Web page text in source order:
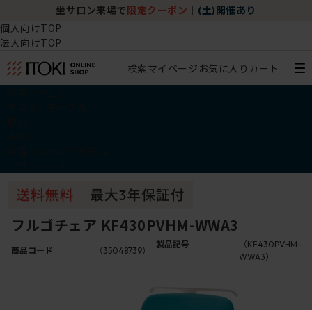
坐サロン来場で 限定クーポン (土)開催あり
個人向けTOP
法人向けTOP
検索マイページ お気に入り カート
フルゴチェア KF430PVHM-WWA3
商品コード （35048739）
製品記号
（KF430PVHM-
WWA3）